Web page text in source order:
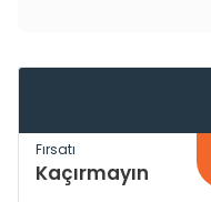
Fırsatı
Kaçırmayın